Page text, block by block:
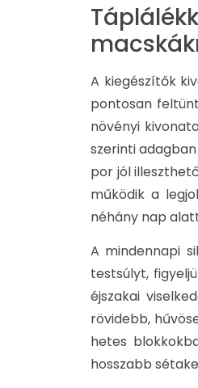
A kiegészítők
pontosan
növényi
szerinti
por jól
működik a
néhány nap
A mindennapi
testsúlyt,
éjszakai
rövidebb,
hetes
hosszabb